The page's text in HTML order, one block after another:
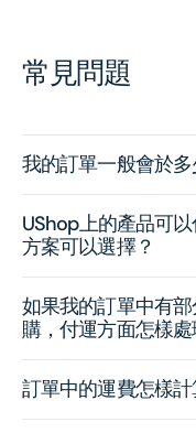
常見問題
我的訂單一般會於
UShop上的產品可
方案可以選擇？
如果我的訂單中有
購，付運方面怎樣處
訂單中的運費怎樣計